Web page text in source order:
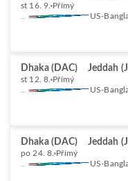
st 16. 9. Přímý
US-
Dhaka (DAC) Jeddah
st 12. 8. Přímý
US-
Dhaka (DAC) Jeddah
po 24. 8. Přímý
US-